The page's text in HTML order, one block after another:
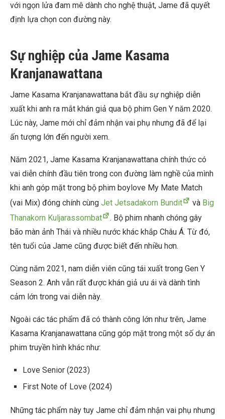
với ngọn lửa đam mê dành cho nghệ thuật, Jame đã quyết
định lựa chọn con đường này.
Sự nghiệp của Jame Kasama
Kranjanawattana
Jame Kasama Kranjanawattana bắt đầu sự nghiệp diễn
xuất khi anh ra mắt khán giả qua bộ phim Gen Y năm 2020.
Lúc này, Jame mới chỉ đảm nhận vai phụ nhưng đã để lại
ấn tượng lớn đến người xem.
Năm 2021, Jame Kasama Kranjanawattana chính thức có
vai diễn chính đầu tiên trong con đường làm nghề của mình
khi anh góp mặt trong bộ phim boylove My Mate Match
(vai Mix) đóng chính cùng Jet Jetsadakorn Bundit và Big
Thanakorn Kuljarassombat
. Bộ phim nhanh chóng gây
bão màn ảnh Thái và nhiều nước khác khắp Châu Á. Từ đó,
tên tuổi của Jame cũng được biết đến nhiều hơn.
Cùng năm 2021, nam diễn viên cũng tái xuất trong Gen Y
Season 2. Anh vẫn rất được khán giả ưu ái và dành tình
cảm lớn trong vai diễn này.
Ngoài các tác phẩm đã có thành công lớn như trên, Jame
Kasama Kranjanawattana cũng góp mặt trong một số dự án
phim truyền hình khác như:
Love Senior (2023)
First Note of Love (2024)
Những tác phẩm này tuy Jame chỉ đảm nhận vai phụ nhưng